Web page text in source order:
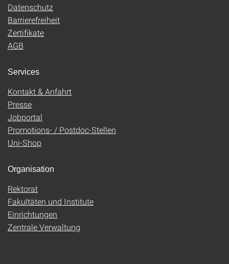
Datenschutz
Barrierefreiheit
Zertifikate
AGB
Services
Kontakt & Anfahrt
Presse
Jobportal
Promotions- / Postdoc-Stellen
Uni-Shop
Organisation
Rektorat
Fakultäten und Institute
Einrichtungen
Zentrale Verwaltung